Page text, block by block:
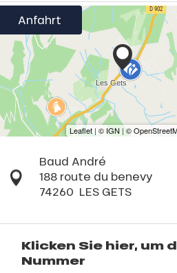
Anfahrt
Baud André
188 route du benevy
74260 LES GETS
Klicken Sie hier, um
Nummer